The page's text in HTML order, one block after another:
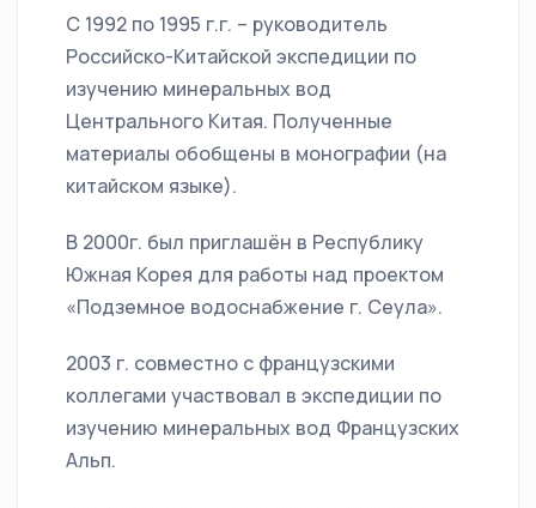
С 1992 по 1995 г.г. – руководитель
Российско-Китайской экспедиции по
изучению минеральных вод
Центрального Китая. Полученные
материалы обобщены в монографии (на
китайском языке).
В 2000г. был приглашён в Республику
Южная Корея для работы над проектом
«Подземное водоснабжение г. Сеула».
2003 г. совместно с французскими
коллегами участвовал в экспедиции по
изучению минеральных вод Французских
Альп.